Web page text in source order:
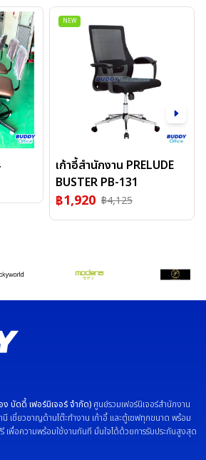
NEW
เก้าอี้สำนักงาน PRELUDE
BUSTER PB-131
฿1,920 ฿4,125
บัดดี้ เฟอร์นิเจอร์ จำกัด) ศูนย์รวมเฟอร์นิเจอร์สำนักงาน
เชี่ยวชาญด้านโต๊ะทำงาน เก้าอี้ และตู้เซฟทุกขนาด พร้อม
พื่อความพร้อมใช้งานทันที มั่นใจได้ด้วยการรับประกันสูงสุด